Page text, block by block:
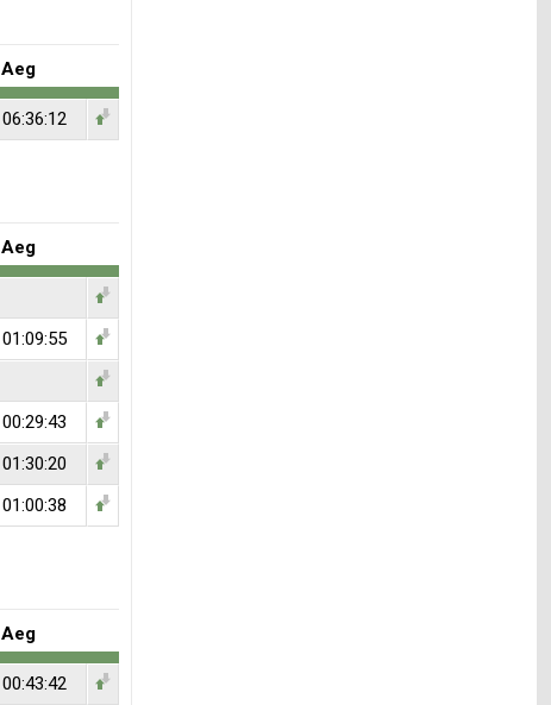
Aeg
06:36:12
Aeg
01:09:55
00:29:43
01:30:20
01:00:38
Aeg
00:43:42